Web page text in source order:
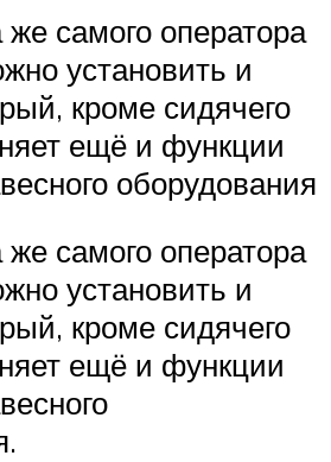
самого оператора
установить и
кроме сидячего
ещё и функции
оборудования
самого оператора
установить и
кроме сидячего
ещё и функции